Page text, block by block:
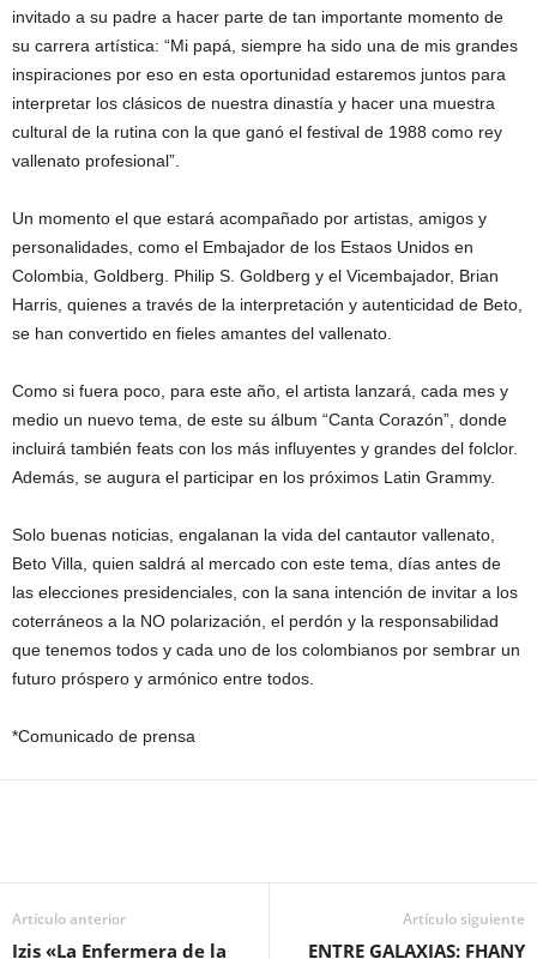
invitado a su padre a hacer parte de tan importante momento de
su carrera artística: “Mi papá, siempre ha sido una de mis grandes
inspiraciones por eso en esta oportunidad estaremos juntos para
interpretar los clásicos de nuestra dinastía y hacer una muestra
cultural de la rutina con la que ganó el festival de 1988 como rey
vallenato profesional”.
Un momento el que estará acompañado por artistas, amigos y
personalidades, como el Embajador de los Estaos Unidos en
Colombia, Goldberg. Philip S. Goldberg y el Vicembajador, Brian
Harris, quienes a través de la interpretación y autenticidad de Beto,
se han convertido en fieles amantes del vallenato.
Como si fuera poco, para este año, el artista lanzará, cada mes y
medio un nuevo tema, de este su álbum “Canta Corazón”, donde
incluirá también feats con los más influyentes y grandes del folclor.
Además, se augura el participar en los próximos Latin Grammy.
Solo buenas noticias, engalanan la vida del cantautor vallenato,
Beto Villa, quien saldrá al mercado con este tema, días antes de
las elecciones presidenciales, con la sana intención de invitar a los
coterráneos a la NO polarización, el perdón y la responsabilidad
que tenemos todos y cada uno de los colombianos por sembrar un
futuro próspero y armónico entre todos.
*Comunicado de prensa
Artículo anterior
Izis «La Enfermera de la
Artículo siguiente
ENTRE GALAXIAS: FHANY